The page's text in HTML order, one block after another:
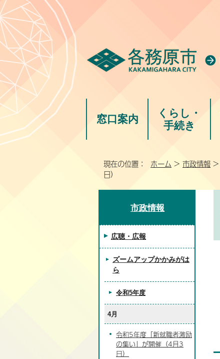
窓口案内
くらし・
手続き
現在の位置： ホーム > 市政情報 >
日）
市政情報
広聴・広報
ズームアップかかみがは
ら
令和5年度
4月
令和5年度「新就職者激励
の集い」が開催（4月3
日）